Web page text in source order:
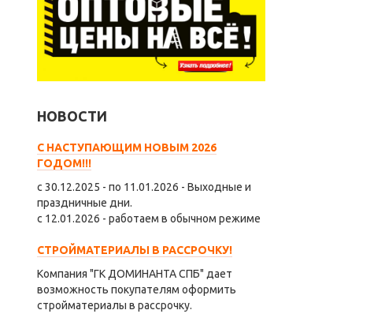
НОВОСТИ
С НАСТУПАЮЩИМ НОВЫМ 2026
ГОДОМ!!!
с 30.12.2025 - по 11.01.2026 - Выходные и
праздничные дни.
с 12.01.2026 - работаем в обычном режиме
СТРОЙМАТЕРИАЛЫ В РАССРОЧКУ!
Компания "ГК ДОМИНАНТА СПБ" дает
возможность покупателям оформить
стройматериалы в рассрочку.